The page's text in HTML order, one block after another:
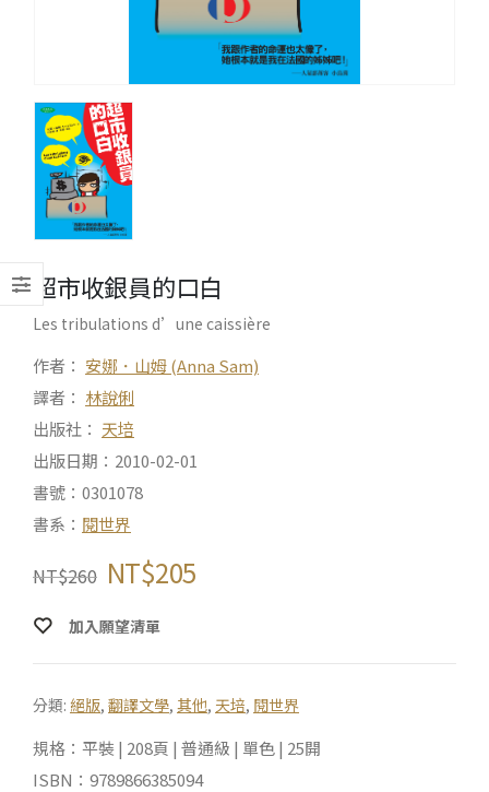
超市收銀員的口白
Les tribulations d’une caissière
作者： 安娜．山姆 (Anna Sam)
譯者： 林說俐
出版社： 天培
出版日期：2010-02-01
書號：0301078
書系： 閱世界
NT$260 NT$205
加入願望清單
分類: 絕版, 翻譯文學, 其他, 天培, 閱世界
規格：平裝 | 208頁 | 普通級 | 單色 | 25開
ISBN：9789866385094